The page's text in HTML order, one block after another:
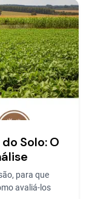
Solo: O
para que
avaliá-los